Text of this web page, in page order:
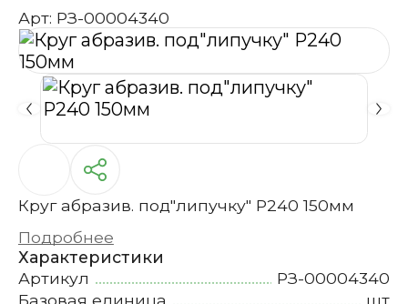
Арт: РЗ-00004340
Круг абразив. под"липучку" Р240 150мм
Подробнее
Характеристики
Артикул
РЗ-00004340
Базовая единица
шт